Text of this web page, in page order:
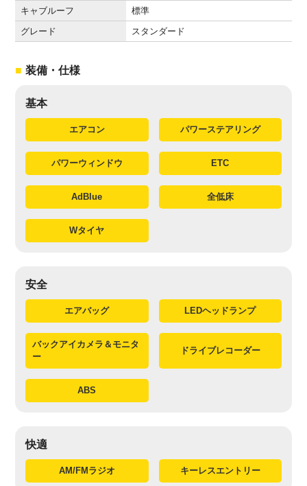
キャブルーフ
標準
グレード
スタンダード
装備・仕様
基本
エアコン パワーステアリング
パワーウィンドウ ETC
AdBlue 全低床
Wタイヤ
安全
エアバッグ LEDヘッドランプ
バックアイカメラ＆モニタ
ー
ドライブレコーダー
ABS
快適
AM/FMラジオ キーレスエントリー